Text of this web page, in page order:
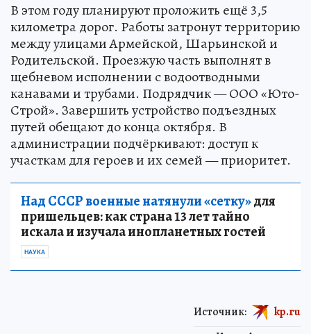
В этом году планируют проложить ещё 3,5
километра дорог. Работы затронут территорию
между улицами Армейской, Шарьинской и
Родительской. Проезжую часть выполнят в
щебневом исполнении с водоотводными
канавами и трубами. Подрядчик — ООО «Юто-
Строй». Завершить устройство подъездных
путей обещают до конца октября. В
администрации подчёркивают: доступ к
участкам для героев и их семей — приоритет.
Над СССР военные натянули «сетку»для
пришельцев: как страна 13 лет тайно
искала и изучала инопланетных гостей
НАУКА
Источник: kp.ru